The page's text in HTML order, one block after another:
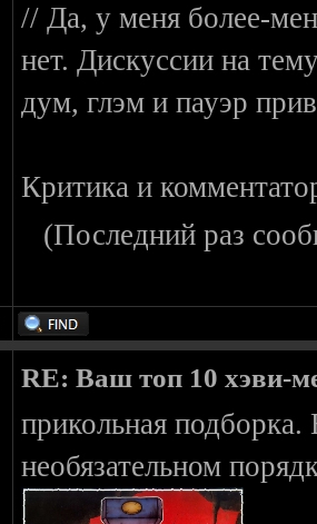
// Да, у меня более-
нет. Дискуссии на
дум, глэм и пауэр
Критика и
(Последний раз
RE: Ваш топ 10 хэви-
прикольная
необязательном